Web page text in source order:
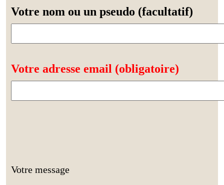
Votre nom ou un pseudo (facultatif)
Votre adresse email (obligatoire)
Votre message